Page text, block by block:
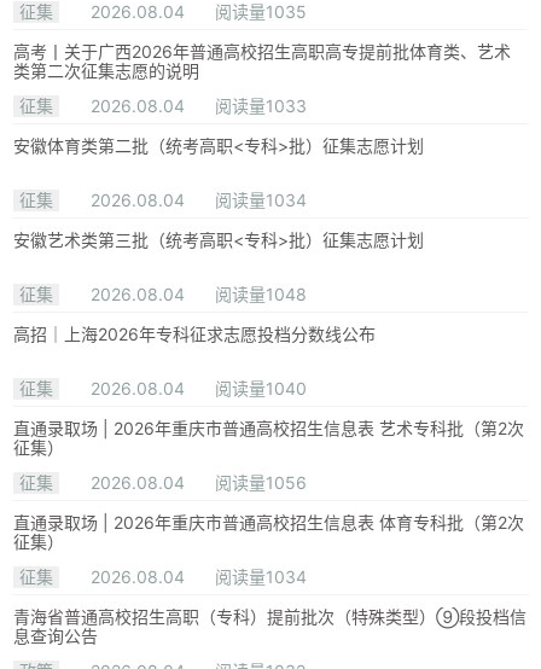
征集
2026.08.04
阅读量1035
高考丨关于广西2026年普通高校招生高职高专提前批体育类、艺术
类第二次征集志愿的说明
征集
2026.08.04
阅读量1033
安徽体育类第二批（统考高职<专科>批）征集志愿计划
征集 2026.08.04
阅读量1034
安徽艺术类第三批（统考高职<专科>批）征集志愿计划
征集 2026.08.04
阅读量1048
高招｜上海2026年专科征求志愿投档分数线公布
征集 2026.08.04
阅读量1040
直通录取场 | 2026年重庆市普通高校招生信息表 艺术专科批（第2次
征集）
征集
2026.08.04
阅读量1056
直通录取场 | 2026年重庆市普通高校招生信息表 体育专科批（第2次
征集）
征集
2026.08.04
阅读量1034
青海省普通高校招生高职（专科）提前批次（特殊类型）⑨段投档信
息查询公告